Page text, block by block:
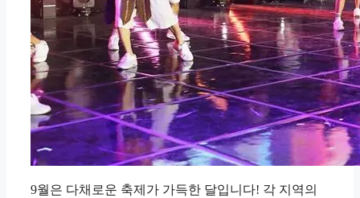
9월은 다채로운 축제가 가득한 달입니다! 각 지역의